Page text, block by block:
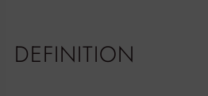
DEFINITION